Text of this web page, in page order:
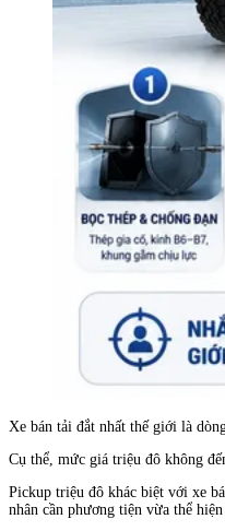
Xe bán tải đắt nhất thế giới là
Cụ thể, mức giá triệu đô không
Pickup triệu đô khác biệt với xe
nhân cần phương tiện vừa thể